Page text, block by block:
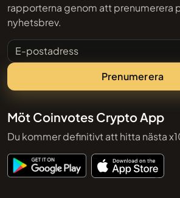
rapporterna genom att prenumerera
nyhetsbrev.
E-postadress
Prenumerera
Möt Coinvotes Crypto App
Du kommer definitivt att hitta nästa